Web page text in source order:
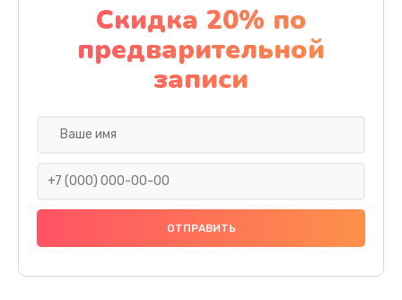
Ремонт электроплаты
1320 руб.
Заказать
Замена датчика
Скидка 20% по
предварительной
записи